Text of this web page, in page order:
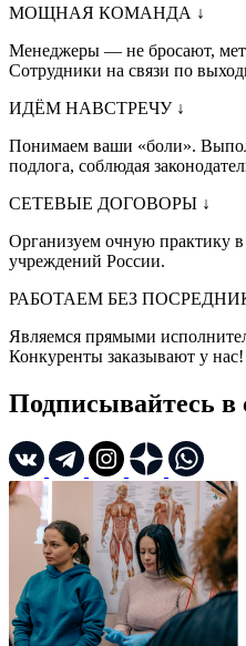
МОЩНАЯ КОМАНДА ↓
Менеджеры — не бросают,
Сотрудники на связи по
ИДЁМ НАВСТРЕЧУ ↓
Понимаем ваши «боли».
подлога, соблюдая
СЕТЕВЫЕ ДОГОВОРЫ ↓
Организуем очную практику
учреждений России.
РАБОТАЕМ БЕЗ
Являемся прямыми
Конкуренты заказывают у нас!
Подписывайтесь в